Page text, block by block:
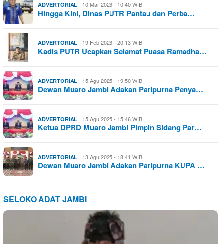
ADVERTORIAL 10 Mar 2026 - 10:40 WIB
Hingga Kini, Dinas PUTR Pantau dan Perba…
ADVERTORIAL 19 Feb 2026 - 20:13 WIB
Kadis PUTR Ucapkan Selamat Puasa Ramadha…
ADVERTORIAL 15 Agu 2025 - 19:50 WIB
Dewan Muaro Jambi Adakan Paripurna Penya…
ADVERTORIAL 15 Agu 2025 - 15:46 WIB
Ketua DPRD Muaro Jambi Pimpin Sidang Par…
ADVERTORIAL 13 Agu 2025 - 18:41 WIB
Dewan Muaro Jambi Adakan Paripurna KUPA …
SELOKO ADAT JAMBI